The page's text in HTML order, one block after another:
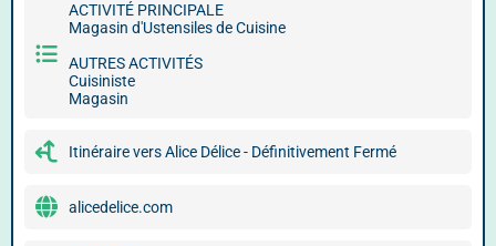
ACTIVITÉ PRINCIPALE
Magasin d'Ustensiles de Cuisine
AUTRES ACTIVITÉS
Cuisiniste
Magasin
Itinéraire vers Alice Délice - Définitivement Fermé
alicedelice.com